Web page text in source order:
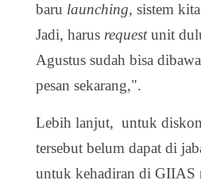
baru launching, sistem
Jadi, harus requestunit
Agustus sudah bisa
pesan sekarang,".
Lebih lanjut, untuk
tersebut belum dapat di
untuk kehadiran di GIIAS